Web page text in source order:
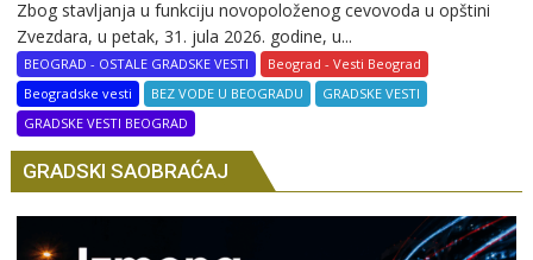
Zbog stavljanja u funkciju novopoloženog cevovoda u opštini
Zvezdara, u petak, 31. jula 2026. godine, u...
BEOGRAD - OSTALE GRADSKE VESTI
Beograd - Vesti Beograd
Beogradske vesti
BEZ VODE U BEOGRADU
GRADSKE VESTI
GRADSKE VESTI BEOGRAD
GRADSKI SAOBRAĆAJ